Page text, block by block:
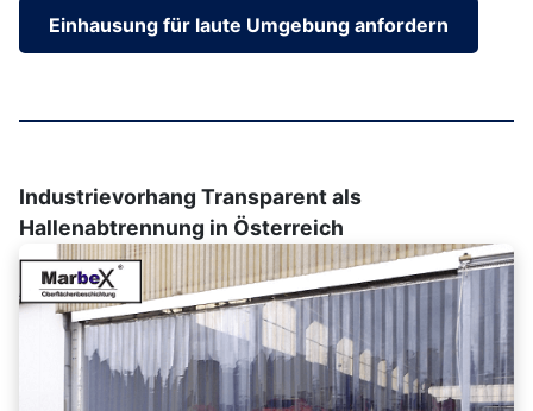
Einhausung für laute Umgebung anfordern
Industrievorhang Transparent als
Hallenabtrennung in Österreich